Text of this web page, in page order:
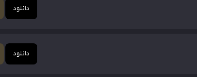
دانلود
دانلود